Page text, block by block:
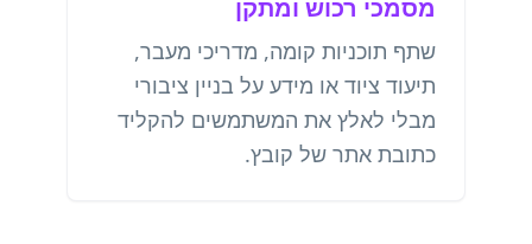
מסמכי רכוש ומתקן
שתף תוכניות קומה, מדריכי מעבר,
תיעוד ציוד או מידע על בניין ציבורי
מבלי לאלץ את המשתמשים להקליד
כתובת אתר של קובץ.